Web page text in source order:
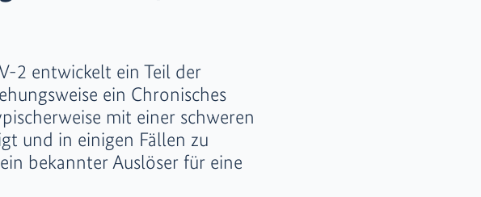
2 entwickelt ein Teil der
ein Chronisches
mit einer schweren
und in einigen Fällen zu
bekannter Auslöser für eine